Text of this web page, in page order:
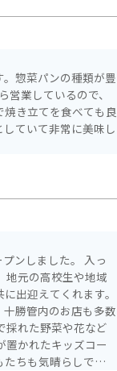
惣菜パンの種類が豊
業しているので、
き立てを食べても良
ていて非常に美味し
ンしました。 入っ
出迎えてくれます。
勝管内のお店も多数
置かれたキッズコー
ちも気晴らしできそ